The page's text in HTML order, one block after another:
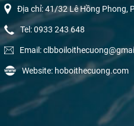
Địa chỉ: 41/32 Lê Hồng Phong,
Tel: 0933 243 648
Email:
Website: hoboithecuong.com